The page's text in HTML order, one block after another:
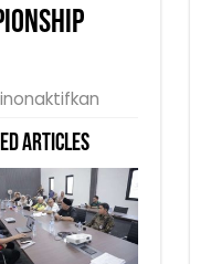
pada
Series
III
Jakarta
Open
Articles